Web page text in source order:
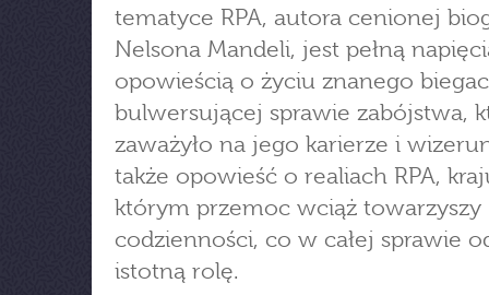
tematyce RPA, autora cenionej
Nelsona Mandeli, jest pełną
opowieścią o życiu znanego
bulwersującej sprawie zabójstwa,
zaważyło na jego karierze i
także opowieść o realiach RPA,
którym przemoc wciąż towarzyszy
codzienności, co w całej sprawie
istotną rolę.